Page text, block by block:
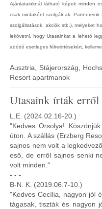
Ajánlatainknál látható képek minden
csak mintaként szolgálnak.
szolgáltatások, akciók stb.), melyeket
lekövetni, hogy Utasainkat a lehető
adódó esetleges félreértésekért,
Ausztria, Stájerország,
Resort apartmanok
Utasaink írták erről
L.E. (2024.02.16-20.)
"Kedves Orsolya!
úton. A szállás (Erzberg
sajnos nem volt a
eső, de erről sajnos senki
volt minden."
- - -
B-N. K. (2019.06.7-10.)
"Kedves Cecília, nagyon jól
tágasak, tiszták és nagyon